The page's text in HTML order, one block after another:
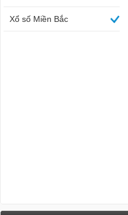
Xổ số Miền Bắc